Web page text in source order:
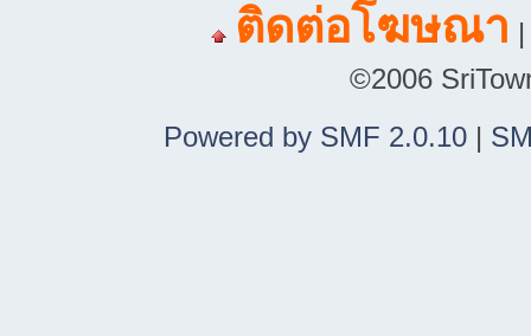
ติดต่อโฆษณา
©2006
Powered by SMF 2.0.10|